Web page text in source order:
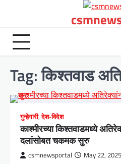
Tag:किश्तवाड
गुन्हेगारी,देश-विदेश
काश्मीरच्या किश्तवाडमध्ये
दलांसोबत चकमक सुरु
csmnewsportal May 22, 2025